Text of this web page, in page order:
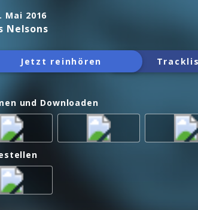
Mai 2016
Nelsons
Jetzt reinhören
und Downloaden